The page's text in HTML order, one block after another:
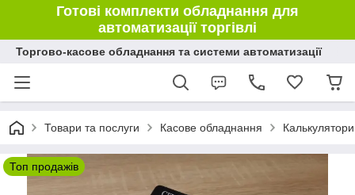
Готові комплекти обладнання для
автоматизації торгівлі
Торгово-касове обладнання та системи автоматизації
Товари та послуги Касове обладнання Калькулятори
Топ продажів